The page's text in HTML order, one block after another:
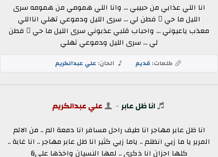
انا اللي عذابي من حبيبي ... وانا اللي همومي من همومه سرى
الليل ما حي ٍ فطن لي ... سرى الليل ودموعي تهلي انااللي
معذب ياعيوني ... واحباب قلبي عذبوني سرى الليل ما حي ٍ فطن
لي ... سرى الليل ودموعي تهلي
كلمات: قديم الحان: علي عبدالكريم
انا ظل عابر- علي عبدالكريم
انا ظل عابر مهاجر انا طيف راحل مسافر انا دمعة الم .. من الالم
المرير يا ما زيي انظلم .. ياما زيي كثير انا ظل عابر مهاجر .. انا غابة ..
كلها احزان انا ذكرى .. لمها النسيان واخذها على&